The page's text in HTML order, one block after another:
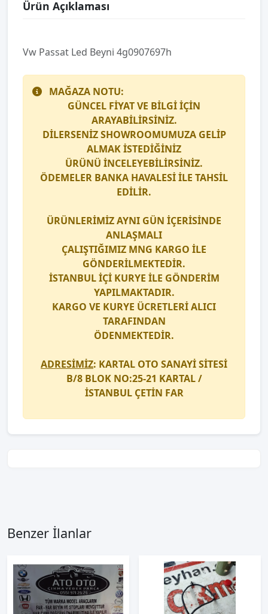
Ürün Açıklaması
Vw Passat Led Beyni̇ 4g0907697h
MAĞAZA NOTU:
GÜNCEL FİYAT VE BİLGİ İÇİN
ARAYABİLİRSİNİZ.
DİLERSENİZ SHOWROOMUMUZA GELİP
ALMAK İSTEDİĞİNİZ
ÜRÜNÜ İNCELEYEBİLİRSİNİZ.
ÖDEMELER BANKA HAVALESİ İLE TAHSİL
EDİLİR.
ÜRÜNLERİMİZ AYNI GÜN İÇERİSİNDE
ANLAŞMALI
ÇALIŞTIĞIMIZ MNG KARGO İLE
GÖNDERİLMEKTEDİR.
İSTANBUL İÇİ KURYE İLE GÖNDERİM
YAPILMAKTADIR.
KARGO VE KURYE ÜCRETLERİ ALICI
TARAFINDAN
ÖDENMEKTEDİR.
ADRESİMİZ: KARTAL OTO SANAYİ SİTESİ
B/8 BLOK NO:25-21 KARTAL /
İSTANBUL ÇETİN FAR
Benzer İlanlar